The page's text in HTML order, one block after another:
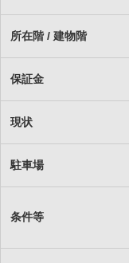
所在階 / 建物階
保証金
現状
駐車場
条件等